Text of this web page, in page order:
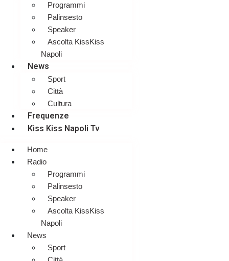
Programmi
Palinsesto
Speaker
Ascolta KissKiss
Napoli
News
Sport
Città
Cultura
Frequenze
Kiss Kiss Napoli Tv
Home
Radio
Programmi
Palinsesto
Speaker
Ascolta KissKiss
Napoli
News
Sport